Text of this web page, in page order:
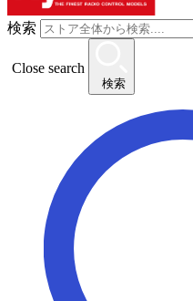
検索
Close search
検索